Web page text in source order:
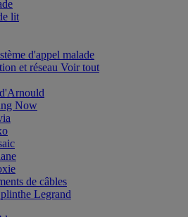
lit
d'appel malade
et réseau Voir tout
Now
de câbles
Legrand